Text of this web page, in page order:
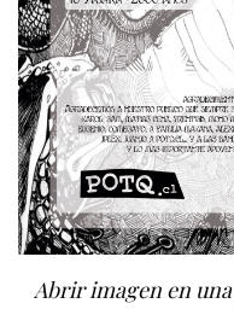
Abrir imagen en